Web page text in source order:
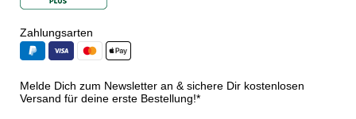
Zahlungsarten
Melde Dich zum Newsletter an & sichere Dir kostenlosen
Versand für deine erste Bestellung!*